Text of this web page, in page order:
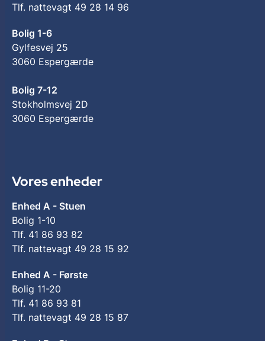
Tlf. nattevagt 49 28 14 96
Bolig 1-6
Gylfesvej 25
3060 Espergærde
Bolig 7-12
Stokholmsvej 2D
3060 Espergærde
Vores enheder
Enhed A - Stuen
Bolig 1-10
Tlf. 41 86 93 82
Tlf. nattevagt 49 28 15 92
Enhed A - Første
Bolig 11-20
Tlf. 41 86 93 81
Tlf. nattevagt 49 28 15 87